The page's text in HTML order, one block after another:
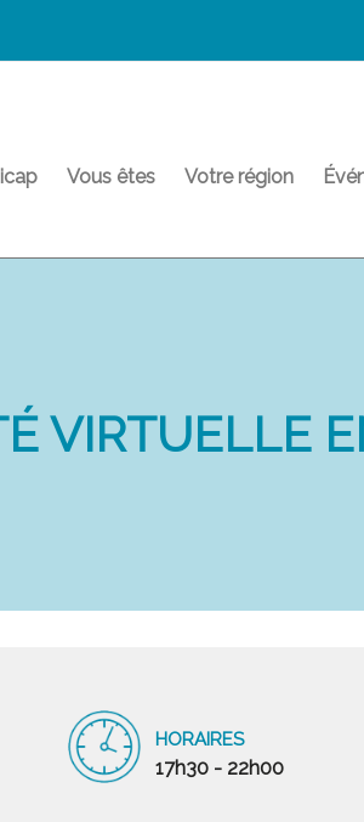
Vous êtes Votre région
VIRTUELLE
HORAIRES
17h30 - 22h00